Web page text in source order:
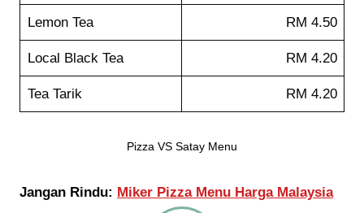
Lemon Tea RM 4.50
Local Black Tea RM 4.20
Tea Tarik RM 4.20
Pizza VS Satay Menu
Jangan Rindu: Miker Pizza Menu Harga Malaysia